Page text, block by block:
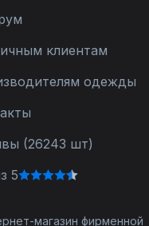
клиентам
одежды
(26243 шт)
5
магазин фирменной